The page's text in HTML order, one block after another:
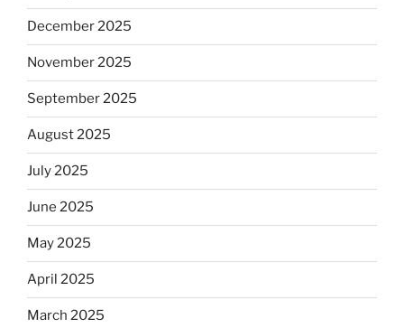
December 2025
November 2025
September 2025
August 2025
July 2025
June 2025
May 2025
April 2025
March 2025